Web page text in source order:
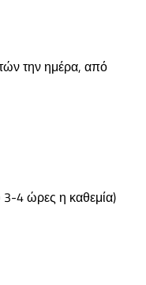
την ημέρα, από
4 ώρες η καθεμία)